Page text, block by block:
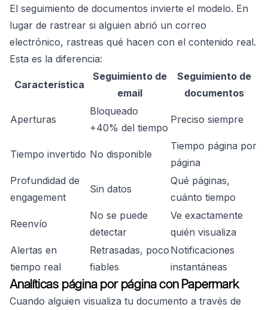
El seguimiento de documentos invierte el modelo. En
lugar de rastrear si alguien abrió un correo
electrónico, rastreas qué hacen con el contenido real.
Esta es la diferencia:
Característica
Seguimiento de
email
Seguimiento de
documentos
Aperturas
Bloqueado
+40% del tiempo
Preciso siempre
Tiempo invertido No disponible
Tiempo página por
página
Profundidad de
engagement
Sin datos
Qué páginas,
cuánto tiempo
Reenvío
No se puede
detectar
Ve exactamente
quién visualiza
Alertas en
tiempo real
Retrasadas, poco
fiables
Notificaciones
instantáneas
Analíticas página por página con Papermark
Cuando alguien visualiza tu documento a través de